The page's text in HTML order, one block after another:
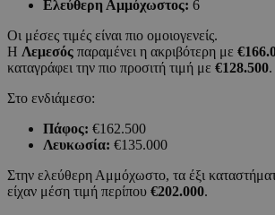
Ελεύθερη Αμμόχωστος: 6
Οι μέσες τιμές είναι πιο ομοιογενείς.
Η Λεμεσός παραμένει η ακριβότερη με
καταγράφει την πιο προσιτή τιμή με €128.500.
Στο ενδιάμεσο:
Πάφος: €162.500
Λευκωσία: €135.000
Στην ελεύθερη Αμμόχωστο, τα έξι
είχαν μέση τιμή περίπου €202.000.